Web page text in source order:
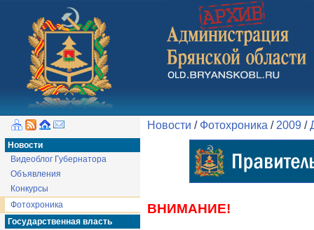
Новости
Видеоблог Губернатора
Объявления
Конкурсы
Фотохроника
Государственная власть
Новости / Фотохроника / 2009 /
ВНИМАНИЕ!